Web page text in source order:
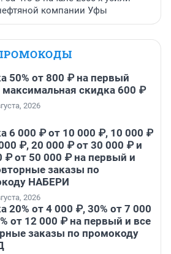
компании Уфы
50% от 800 ₽ на первый
максимальная скидка 600 ₽
2026
6 000 ₽ от 10 000 ₽, 10 000 ₽
₽, 20 000 ₽ от 30 000 ₽ и
₽ от 50 000 ₽ на первый и
заказы по
НАБЕРИ
2026
20% от 4 000 ₽, 30% от 7 000
от 12 000 ₽ на первый и все
заказы по промокоду